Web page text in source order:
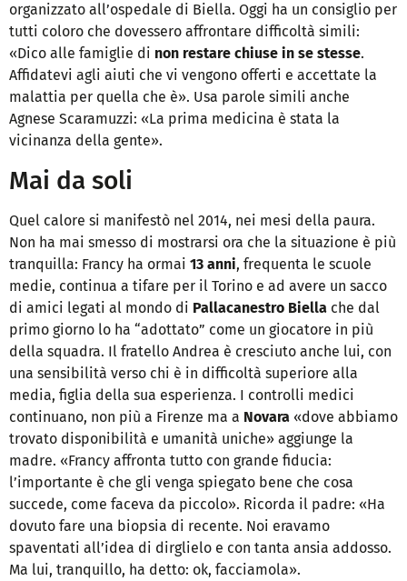
organizzato all’ospedale di Biella. Oggi ha un consiglio per
tutti coloro che dovessero affrontare difficoltà simili:
«Dico alle famiglie di non restare chiuse in se stesse.
Affidatevi agli aiuti che vi vengono offerti e accettate la
malattia per quella che è». Usa parole simili anche
Agnese Scaramuzzi: «La prima medicina è stata la
vicinanza della gente».
Mai da soli
Quel calore si manifestò nel 2014, nei mesi della paura.
Non ha mai smesso di mostrarsi ora che la situazione è più
tranquilla: Francy ha ormai 13 anni, frequenta le scuole
medie, continua a tifare per il Torino e ad avere un sacco
di amici legati al mondo di Pallacanestro Biella che dal
primo giorno lo ha “adottato” come un giocatore in più
della squadra. Il fratello Andrea è cresciuto anche lui, con
una sensibilità verso chi è in difficoltà superiore alla
media, figlia della sua esperienza. I controlli medici
continuano, non più a Firenze ma a Novara «dove abbiamo
trovato disponibilità e umanità uniche» aggiunge la
madre. «Francy affronta tutto con grande fiducia:
l’importante è che gli venga spiegato bene che cosa
succede, come faceva da piccolo». Ricorda il padre: «Ha
dovuto fare una biopsia di recente. Noi eravamo
spaventati all’idea di dirglielo e con tanta ansia addosso.
Ma lui, tranquillo, ha detto: ok, facciamola».